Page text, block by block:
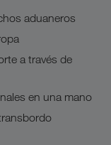
aduaneros
a través de
en una mano